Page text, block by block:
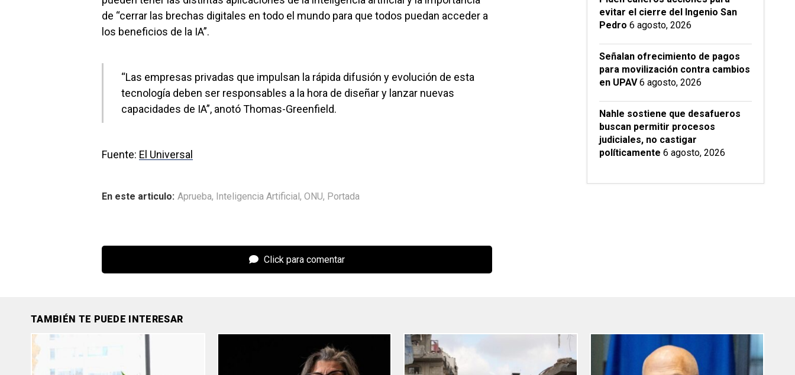
de “cerrar las brechas digitales en todo el mundo para que todos puedan acceder a
los beneficios de la IA”.
“Las empresas privadas que impulsan la rápida difusión y evolución de esta
tecnología deben ser responsables a la hora de diseñar y lanzar nuevas
capacidades de IA”, anotó Thomas-Greenfield.
Fuente: El Universal
En este articulo: Aprueba, Inteligencia Artificial, ONU, Portada
Click para comentar
evitar el cierre del Ingenio San
Pedro 6 agosto, 2026
Señalan ofrecimiento de pagos
para movilización contra cambios
en UPAV 6 agosto, 2026
Nahle sostiene que desafueros
buscan permitir procesos
judiciales, no castigar
políticamente 6 agosto, 2026
TAMBIÉN TE PUEDE INTERESAR